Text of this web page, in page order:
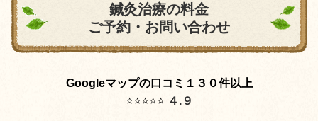
鍼灸治療の料金
ご予約・お問い合わせ
Googleマップの口コミ１３０件以上
⭐️⭐️⭐️⭐️⭐️ ４.９